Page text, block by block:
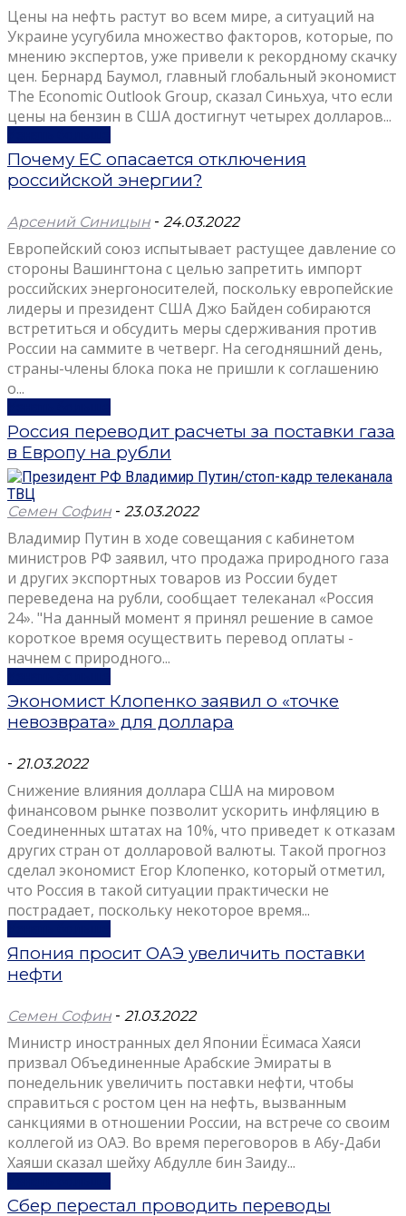
Цены на нефть растут во всем мире, а ситуаций на
Украине усугубила множество факторов, которые, по
мнению экспертов, уже привели к рекордному скачку
цен. Бернард Баумол, главный глобальный экономист
The Economic Outlook Group, сказал Синьхуа, что если
цены на бензин в США достигнут четырех долларов...
Почему ЕС опасается отключения
российской энергии?
Арсений Синицын - 24.03.2022
Европейский союз испытывает растущее давление со
стороны Вашингтона с целью запретить импорт
российских энергоносителей, поскольку европейские
лидеры и президент США Джо Байден собираются
встретиться и обсудить меры сдерживания против
России на саммите в четверг. На сегодняшний день,
страны-члены блока пока не пришли к соглашению
о...
Россия переводит расчеты за поставки газа
в Европу на рубли
Семен Софин - 23.03.2022
Владимир Путин в ходе совещания с кабинетом
министров РФ заявил, что продажа природного газа
и других экспортных товаров из России будет
переведена на рубли, сообщает телеканал «Россия
24». "На данный момент я принял решение в самое
короткое время осуществить перевод оплаты -
начнем с природного...
Экономист Клопенко заявил о «точке
невозврата» для доллара
- 21.03.2022
Снижение влияния доллара США на мировом
финансовом рынке позволит ускорить инфляцию в
Соединенных штатах на 10%, что приведет к отказам
других стран от долларовой валюты. Такой прогноз
сделал экономист Егор Клопенко, который отметил,
что Россия в такой ситуации практически не
пострадает, поскольку некоторое время...
Япония просит ОАЭ увеличить поставки
нефти
Семен Софин - 21.03.2022
Министр иностранных дел Японии Ёсимаса Хаяси
призвал Объединенные Арабские Эмираты в
понедельник увеличить поставки нефти, чтобы
справиться с ростом цен на нефть, вызванным
санкциями в отношении России, на встрече со своим
коллегой из ОАЭ. Во время переговоров в Абу-Даби
Хаяши сказал шейху Абдулле бин Заиду...
Сбер перестал проводить переводы